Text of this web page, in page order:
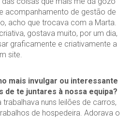
acompanhamento de gestão de
acho que trocava com a Marta.
gostava muito, por um dia,
graficamente e criativamente a
site.
mais invulgar ou interessante
de te juntares à nossa equipa?
trabalhava nuns leilões de carros,
de hospedeira. Adorava o